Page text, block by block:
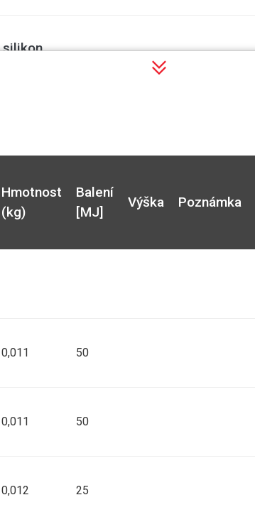
Hmotnost
(kg)
Balení
[MJ]
Výška Poznámka
0,011 50
0,011 50
0,012 25